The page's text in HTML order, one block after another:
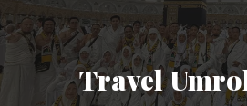
Travel